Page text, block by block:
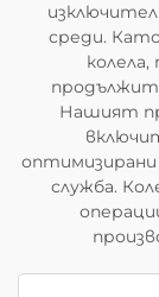
среди.
Нашият
служба.